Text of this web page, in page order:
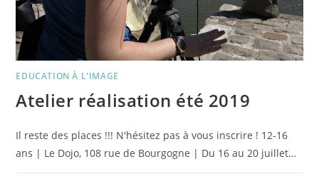
EDUCATION À L'IMAGE
Atelier réalisation été 2019
Il reste des places !!! N'hésitez pas à vous inscrire ! 12-16
ans | Le Dojo, 108 rue de Bourgogne | Du 16 au 20 juillet…